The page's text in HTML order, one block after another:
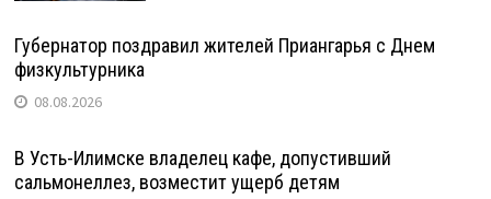
Губернатор поздравил жителей Приангарья с Днем
физкультурника
08.08.2026
В Усть-Илимске владелец кафе, допустивший
сальмонеллез, возместит ущерб детям